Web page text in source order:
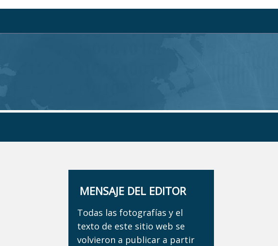
MENSAJE DEL EDITOR
Todas las fotografías y el
texto de este sitio web se
volvieron a publicar a partir